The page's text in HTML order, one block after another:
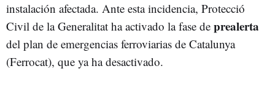
instalación afectada. Ante esta incidencia, Protecció
Civil de la Generalitat ha activado la fase de prealerta
del plan de emergencias ferroviarias de Catalunya
(Ferrocat), que ya ha desactivado.